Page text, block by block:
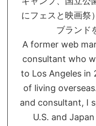
にフェスと映画祭
ブランド
A former web
consultant who
to Los Angeles in
of living
and consultant, I
U.S. and